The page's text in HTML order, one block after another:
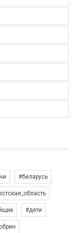
#беларусь
#дети